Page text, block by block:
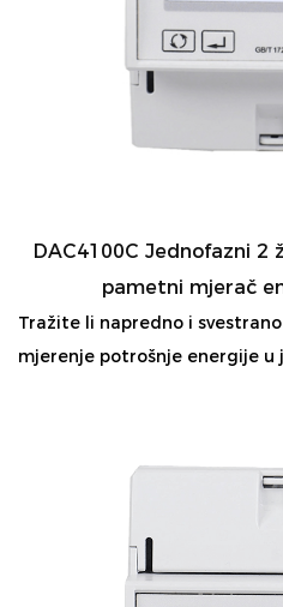
DAC4100C Jednofazni 2
pametni mjerač
Tražite li napredno i
mjerenje potrošnje energije u